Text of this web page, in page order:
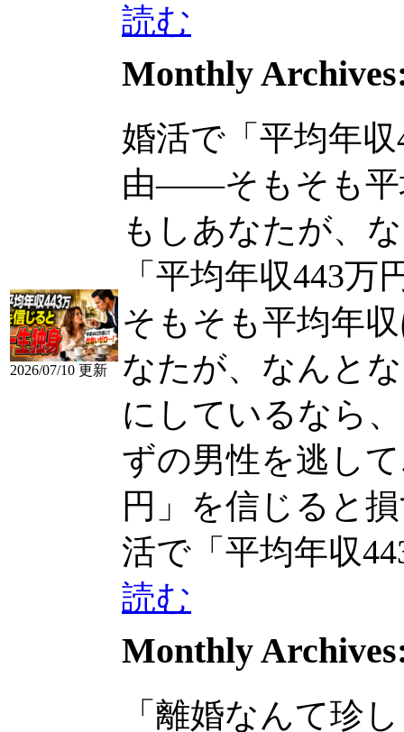
読む
2026/07/10 更新
Monthly
婚活で「平均年
由――そもそも平
もしあなたが、
「平均年収443
そもそも平均年
なたが、なんと
にしているなら
ずの男性を逃し
円」を信じると
活で「平均年収
読む
Monthly
「離婚なんて珍